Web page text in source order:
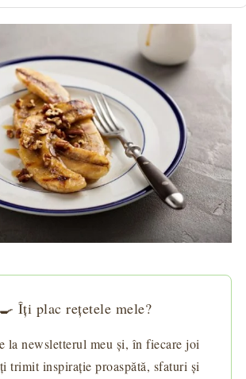
Îți plac rețetele mele?
la newsletterul meu și, în fiecare joi
trimit inspirație proaspătă, sfaturi și